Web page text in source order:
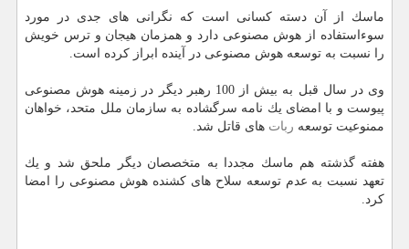
ماسك از آن دسته كسانی است كه نگرانی های جدی در مورد
سوءاستفاده از هوش مصنوعی دارد و همزمان هیجان و ترس خویش
را نسبت به توسعه هوش مصنوعی در آینده ابراز كرده است.
وی در سال قبل به بیش از 100 رهبر دیگر در زمینه هوش مصنوعی
پیوست و با امضای یك نامه سرگشاده به سازمان ملل متحد، خواهان
ممنوعیت توسعه ربات های قاتل شد.
هفته گذشته هم ماسك مجددا به متخصصان دیگر ملحق شد و یك
تعهد نسبت به عدم توسعه سلاح های كشنده هوش مصنوعی را امضا
كرد.